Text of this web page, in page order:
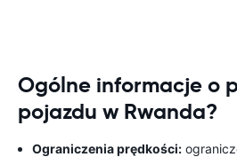
Ogólne informacje o
pojazdu w Rwanda?
Ograniczenia prędkości: